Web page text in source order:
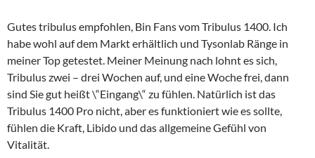
Gutes tribulus empfohlen, Bin Fans vom Tribulus 1400. Ich
habe wohl auf dem Markt erhältlich und Tysonlab Ränge in
meiner Top getestet. Meiner Meinung nach lohnt es sich,
Tribulus zwei – drei Wochen auf, und eine Woche frei, dann
sind Sie gut heißt \“Eingang\“ zu fühlen. Natürlich ist das
Tribulus 1400 Pro nicht, aber es funktioniert wie es sollte,
fühlen die Kraft, Libido und das allgemeine Gefühl von
Vitalität.